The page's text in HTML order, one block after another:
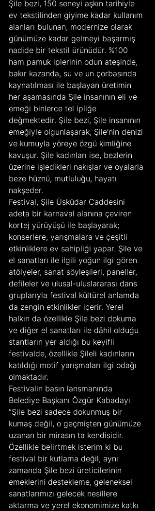
Şile bezi, 150 seneyi aşkın tarihiyle
ev tekstilinden giyime kadar kullanım
alanları bulunan, modernize olarak
günümüze kadar gelmeyi başarmış
nadide bir tekstil ürünüdür. %100
ham pamuk iplerinin odun ateşinde,
bakır kazanda, su ve un çorbasında
kaynatılması ile başlayan üretimin
her aşamasında Şile insanının eli ve
emeği binlerce tel ipliğe
değmektedir. Şile bezi, Şile insanının
emeğiyle olgunlaşarak, Şile’nin denizi
ve kumuyla yöreye özgü kimliğine
kavuşur. Şile kadınları ise, bezlerin
üzerine işledikleri nakışlar ve oyalarla
beze hüznü, mutluluğu, hayatı
nakşeder.
Festival, Şile Üsküdar Caddesini
adeta bir karnaval alanına çeviren
kortej yürüyüşü ile başlayarak;
konserlere, yarışmalara ve çeşitli
etkinliklere ev sahipliği yapar. Şile ve
el sanatları ile ilgili yoğun ilgi gören
atölyeler, sanat söyleşileri, paneller,
defileler ve ulusal-uluslararası dans
gruplarıyla festival kültürel anlamda
da zengin etkinlikler içerir. Yerel
halkın da özellikle Şile bezi dokuma
ve diğer el sanatları ile dâhil olduğu
stantların yer aldığı bu keyifli
festivalde, özellikle Şileli kadınların
katıldığı motif yarışmaları ilgi odağı
olmaktadır.
Festivalin basın lansmanında
Belediye Başkanı Özgür Kabadayı
“Şile bezi sadece dokunmuş bir
kumaş değil, o geçmişten günümüze
uzanan bir mirasın ta kendisidir.
Özellikle belirtmek isterim ki bu
festival bir kutlama değil, aynı
zamanda Şile bezi üreticilerinin
emeklerini destekleme, geleneksel
sanatlarımızı gelecek nesillere
aktarma ve yerel ekonomimize katkı